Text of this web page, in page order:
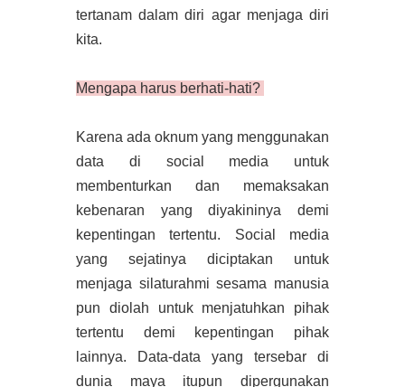
tertanam dalam diri agar menjaga diri
kita.
Mengapa harus berhati-hati?
Karena ada oknum yang menggunakan
data di social media untuk
membenturkan dan memaksakan
kebenaran yang diyakininya demi
kepentingan tertentu. Social media
yang sejatinya diciptakan untuk
menjaga silaturahmi sesama manusia
pun diolah untuk menjatuhkan pihak
tertentu demi kepentingan pihak
lainnya. Data-data yang tersebar di
dunia maya itupun dipergunakan